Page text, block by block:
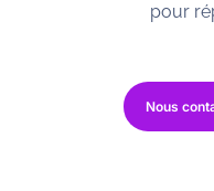
pour
Nous